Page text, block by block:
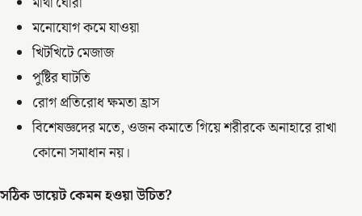
মনোযোগ কমে যাওয়া
খিটখিটে মেজাজ
পুষ্টির ঘাটতি
রোগ প্রতিরোধ ক্ষমতা হ্রাস
বিশেষজ্ঞদের মতে, ওজন কমাতে গিয়ে শরীরকে অনাহারে রাখা
কোনো সমাধান নয়।
সঠিক ডায়েট কেমন হওয়া উচিত?